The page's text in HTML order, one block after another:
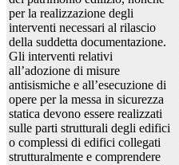
per la realizzazione degli
interventi necessari al rilascio
della suddetta documentazione.
Gli interventi relativi
all’adozione di misure
antisismiche e all’esecuzione di
opere per la messa in sicurezza
statica devono essere realizzati
sulle parti strutturali degli edifici
o complessi di edifici collegati
strutturalmente e comprendere